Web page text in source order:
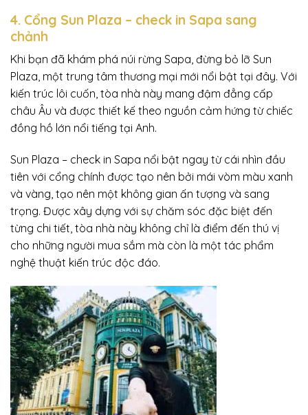
4. Cổng Sun Plaza – check in Sapa sang
chảnh
Khi bạn đã khám phá núi rừng Sapa, đừng bỏ lỡ Sun
Plaza, một trung tâm thương mại mới nổi bật tại đây. Với
kiến trúc lôi cuốn, tòa nhà này mang đậm đẳng cấp
châu Âu và được thiết kế theo nguồn cảm hứng từ chiếc
đồng hồ lớn nổi tiếng tại Anh.
Sun Plaza – check in Sapa nổi bật ngay từ cái nhìn đầu
tiên với cổng chính được tạo nên bởi mái vòm màu xanh
và vàng, tạo nên một không gian ấn tượng và sang
trọng. Được xây dựng với sự chăm sóc đặc biệt đến
từng chi tiết, tòa nhà này không chỉ là điểm đến thú vị
cho những người mua sắm mà còn là một tác phẩm
nghệ thuật kiến trúc độc đáo.